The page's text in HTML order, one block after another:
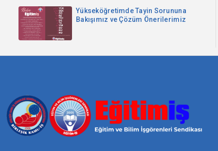
Yükseköğretimde Tayin Sorununa
Bakışımız ve Çözüm Önerilerimiz